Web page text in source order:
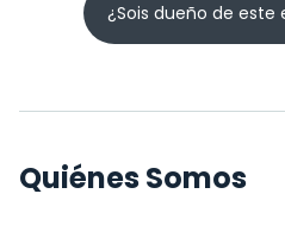
¿Sois dueño de
Quiénes Somos